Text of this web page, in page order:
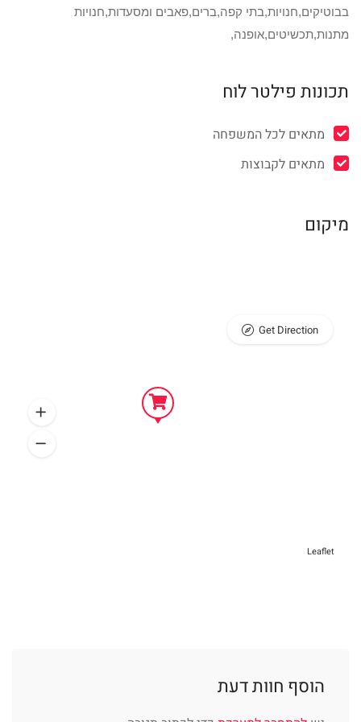
בבוטיקים,חנויות,בתי קפה,ברים,פאבים ומסעדות,חנויות
מתנות,תכשיטים,אופנה,
תכונות פילטר לוח
מתאים לכל המשפחה
מתאים לקבוצות
מיקום
Leaflet
Get Direction
הוסף חוות דעת